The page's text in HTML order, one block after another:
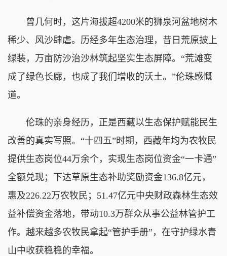
曾几何时，这片海拔超4200米的狮泉河盆地树木
稀少、风沙肆虐。历经多年生态治理，昔日荒原披上
绿装，万亩防沙治沙林筑起坚实生态屏障。“荒滩变
成了绿色长廊，也成了我们增收的沃土。”伦珠感慨
道。
伦珠的亲身经历，正是西藏以生态保护赋能民生
改善的真实写照。“十四五”时期，西藏年均为农牧民
提供生态岗位44万余个，实现生态岗位资金“一卡通”
全额兑现；下达草原生态补助奖励资金136.8亿元，
惠及226.22万农牧民；51.47亿元中央财政森林生态效
益补偿资金落地，带动10.3万群众从事公益林管护工
作。越来越多农牧民拿起“管护手册”，在守护绿水青
山中收获稳稳的幸福。